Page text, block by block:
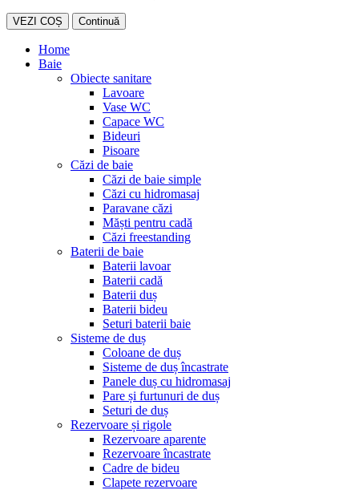
VEZI COȘ Continuă
Home
Baie
Obiecte sanitare
Lavoare
Vase WC
Capace WC
Bideuri
Pisoare
Căzi de baie
Căzi de baie simple
Căzi cu hidromasaj
Paravane căzi
Măști pentru cadă
Căzi freestanding
Baterii de baie
Baterii lavoar
Baterii cadă
Baterii duș
Baterii bideu
Seturi baterii baie
Sisteme de duș
Coloane de duș
Sisteme de duș încastrate
Panele duș cu hidromasaj
Pare și furtunuri de duș
Seturi de duș
Rezervoare și rigole
Rezervoare aparente
Rezervoare încastrate
Cadre de bideu
Clapete rezervoare